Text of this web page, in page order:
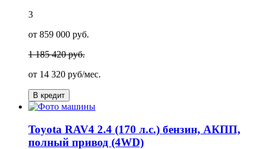
3
от 859 000 руб.
1 185 420 руб.
от 14 320 руб/мес.
В кредит
Toyota RAV4 2.4 (170 л.с.) бензин, АКПП,
полный привод (4WD)